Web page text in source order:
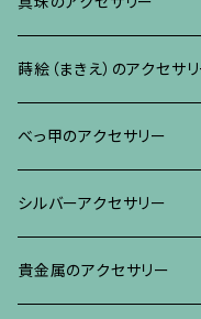
リング
ブレスレット・バングル、そ
ネックレス、ペンダント
ブレスレット、その他
イヤリング・ピアス
ネックレス、ペンダント
リング
ブレスレット、その他
ブローチ
イヤリング・ピアス
ネックレス、ペンダント
リング
蒔絵（まきえ）のアクセサ
べっ甲に蒔絵のアクセサリ
ブローチ
イヤリング・ピアス
真珠に蒔絵のアクセサリー
ブローチ
水晶に蒔絵のアクセサリー
べっ甲のアクセサリー
ブローチ
イヤリング、ピアス
シルバーアクセサリー
ブローチ
貴金属のアクセサリー